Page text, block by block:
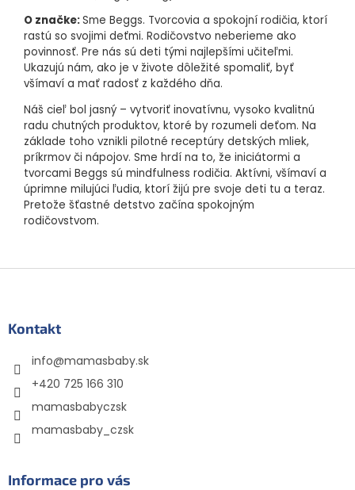
O značke:Sme Beggs. Tvorcovia a spokojní rodičia, ktorí
rastú so svojimi deťmi. Rodičovstvo neberieme ako
povinnosť. Pre nás sú deti tými najlepšími učiteľmi.
Ukazujú nám, ako je v živote dôležité spomaliť, byť
všímaví a mať radosť z každého dňa.
Náš cieľ bol jasný – vytvoriť inovatívnu, vysoko kvalitnú
radu chutných produktov, ktoré by rozumeli deťom. Na
základe toho vznikli pilotné receptúry detských mliek,
príkrmov či nápojov. Sme hrdí na to, že iniciátormi a
tvorcami Beggs sú mindfulness rodičia. Aktívni, všímaví a
úprimne milujúci ľudia, ktorí žijú pre svoje deti tu a teraz.
Pretože šťastné detstvo začína spokojným
rodičovstvom.
Kontakt
info@mamasbaby.sk
+420 725 166 310
mamasbabyczsk
mamasbaby_czsk
Informace pro vás